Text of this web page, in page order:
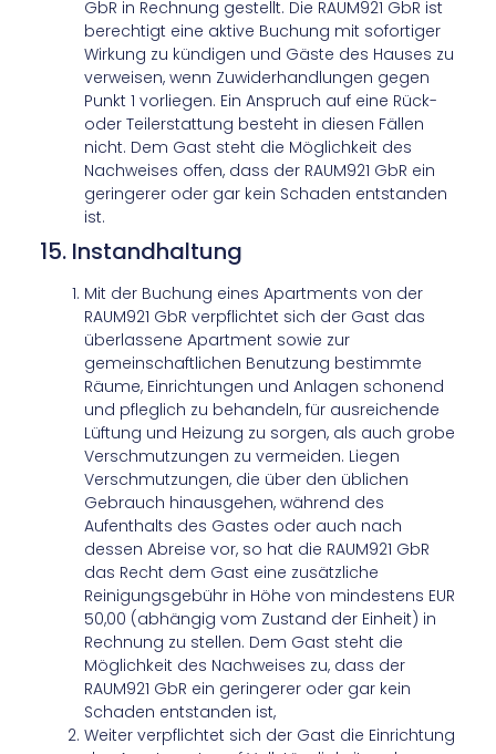
GbR in Rechnung gestellt. Die RAUM921 GbR ist
berechtigt eine aktive Buchung mit sofortiger
Wirkung zu kündigen und Gäste des Hauses zu
verweisen, wenn Zuwiderhandlungen gegen
Punkt 1 vorliegen. Ein Anspruch auf eine Rück-
oder Teilerstattung besteht in diesen Fällen
nicht. Dem Gast steht die Möglichkeit des
Nachweises offen, dass der RAUM921 GbR ein
geringerer oder gar kein Schaden entstanden
ist.
15. Instandhaltung
Mit der Buchung eines Apartments von der
RAUM921 GbR verpflichtet sich der Gast das
überlassene Apartment sowie zur
gemeinschaftlichen Benutzung bestimmte
Räume, Einrichtungen und Anlagen schonend
und pfleglich zu behandeln, für ausreichende
Lüftung und Heizung zu sorgen, als auch grobe
Verschmutzungen zu vermeiden. Liegen
Verschmutzungen, die über den üblichen
Gebrauch hinausgehen, während des
Aufenthalts des Gastes oder auch nach
dessen Abreise vor, so hat die RAUM921 GbR
das Recht dem Gast eine zusätzliche
Reinigungsgebühr in Höhe von mindestens EUR
50,00 (abhängig vom Zustand der Einheit) in
Rechnung zu stellen. Dem Gast steht die
Möglichkeit des Nachweises zu, dass der
RAUM921 GbR ein geringerer oder gar kein
Schaden entstanden ist,
Weiter verpflichtet sich der Gast die Einrichtung